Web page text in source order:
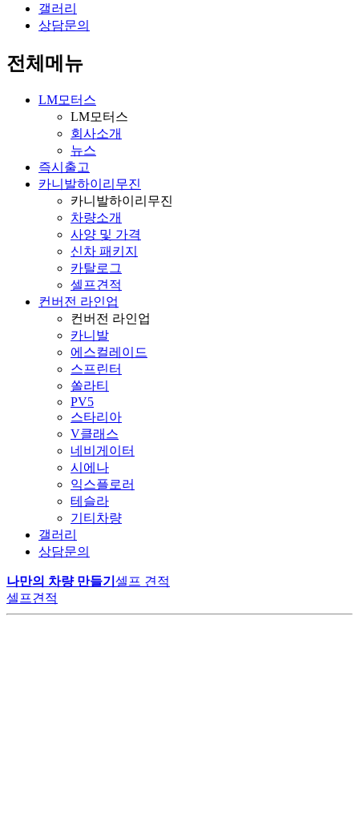
갤러리
상담문의
전체메뉴
LM모터스
LM모터스
회사소개
뉴스
즉시출고
카니발하이리무진
카니발하이리무진
차량소개
사양 및 가격
신차 패키지
카탈로그
셀프견적
컨버전 라인업
컨버전 라인업
카니발
에스컬레이드
스프린터
쏠라티
PV5
스타리아
V클래스
네비게이터
시에나
익스플로러
테슬라
기티차량
갤러리
상담문의
나만의 차량 만들기 셀프 견적
셀프견적